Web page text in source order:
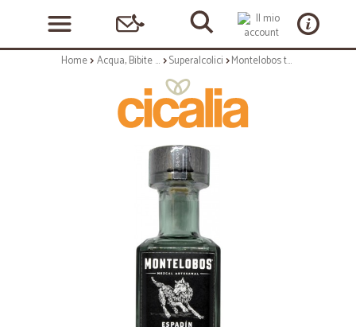
Home Acqua, Bibite e Alcolici Superalcolici Montelobos tequila mezcal espadin cl.70